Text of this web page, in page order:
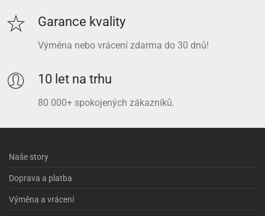
Garance kvality
Výměna nebo vrácení zdarma do 30 dnů!
10 let na trhu
80 000+ spokojených zákazníků.
Naše story
Doprava a platba
Výměna a vrácení